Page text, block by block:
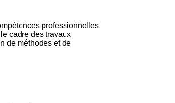
professionnelles
cadre des travaux
de méthodes et de